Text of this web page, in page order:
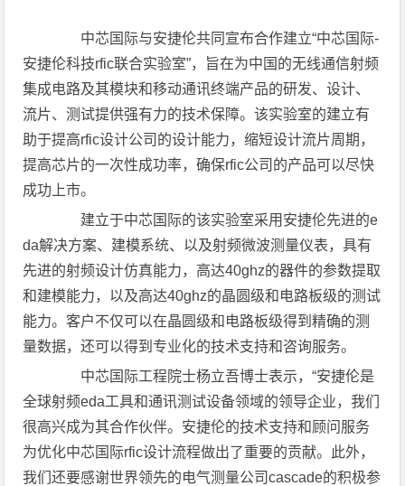
中芯国际与安捷伦共同宣布合作建立“中芯国际-
安捷伦科技rfic联合实验室”，旨在为中国的无线通信射频
集成电路及其模块和移动通讯终端产品的研发、设计、
流片、测试提供强有力的技术保障。该实验室的建立有
助于提高rfic设计公司的设计能力，缩短设计流片周期，
提高芯片的一次性成功率，确保rfic公司的产品可以尽快
成功上市。
建立于中芯国际的该实验室采用安捷伦先进的e
da解决方案、建模系统、以及射频微波测量仪表，具有
先进的射频设计仿真能力，高达40ghz的器件的参数提取
和建模能力，以及高达40ghz的晶圆级和电路板级的测试
能力。客户不仅可以在晶圆级和电路板级得到精确的测
量数据，还可以得到专业化的技术支持和咨询服务。
中芯国际工程院士杨立吾博士表示，“安捷伦是
全球射频eda工具和通讯测试设备领域的领导企业，我们
很高兴成为其合作伙伴。安捷伦的技术支持和顾问服务
为优化中芯国际rfic设计流程做出了重要的贡献。此外，
我们还要感谢世界领先的电气测量公司cascade的积极参